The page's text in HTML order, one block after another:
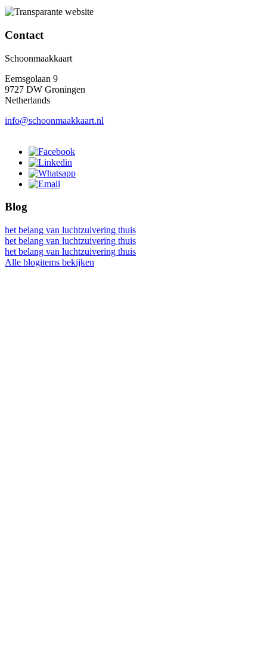
Contact
Schoonmaakkaart
Eemsgolaan 9
9727 DW Groningen
Netherlands
info@schoonmaakkaart.nl
Blog
het belang van luchtzuivering thuis
het belang van luchtzuivering thuis
het belang van luchtzuivering thuis
Alle blogitems bekijken